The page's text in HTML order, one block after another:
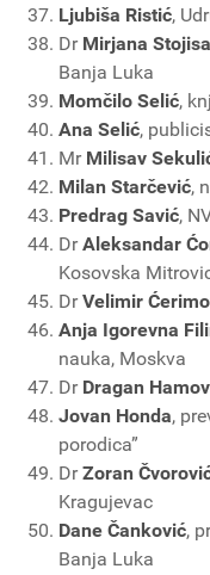
Ljubiša Ristić,
Dr Mirjana
Banja Luka
Momčilo Selić,
Ana Selić,
Mr Milisav
Milan Starčević,
Predrag Savić,
DrAleksandar
Kosovska
DrVelimir
Anja Igorevna
nauka, Moskva
Dr Dragan
Jovan Honda,
porodica”
DrZoran
Kragujevac
Dane Čanković,
Banja Luka